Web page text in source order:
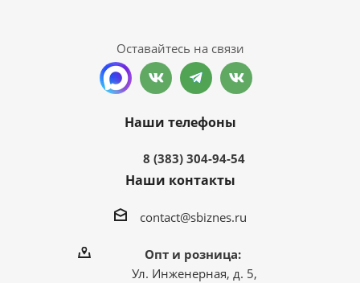
Оставайтесь на связи
Наши телефоны
8 (383) 304-94-54
Наши контакты
contact@sbiznes.ru
Опт и розница:
Ул. Инженерная, д. 5,